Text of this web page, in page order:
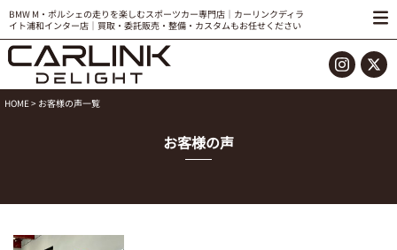
BMW M・ポルシェの走りを楽しむスポーツカー専門店｜カーリンクディラ
イト浦和インター店｜買取・委託販売・整備・カスタムもお任せください
HOME> お客様の声一覧
お客様の声